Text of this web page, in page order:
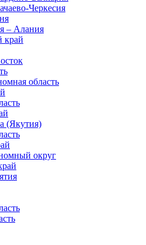
Черкесия
– Алания
край
область
(Якутия)
округ